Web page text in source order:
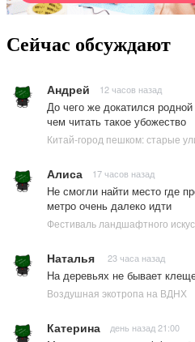
Сейчас обсуждают
Андрей 12 часов назад
До чего же докатился
чем читать такое убожество
Китай-город пешком: старые
Алиса 17 часов назад
Не смогли найти место где
метро очень далеко идти
Фестиваль ландшафтного
Наталья 23 часа назад
На деревьях не бывает
Воздушная экотропа на ВДНХ
Катерина день назад 21:00